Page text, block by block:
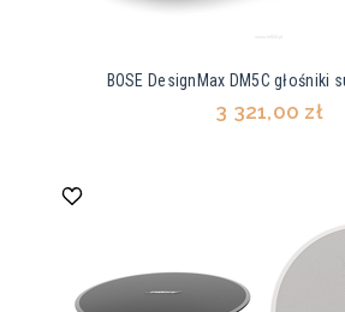
BOSE DesignMax DM5C głośniki
3 321,00 zł